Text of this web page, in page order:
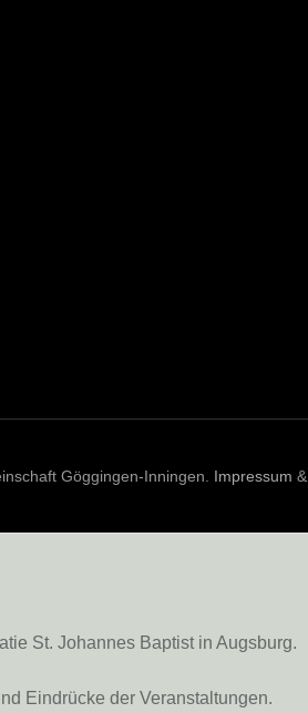
Göggingen-Inningen. Impressum &
St. Johannes Baptist in Augsburg.
Eindrücke der Veranstaltungen.